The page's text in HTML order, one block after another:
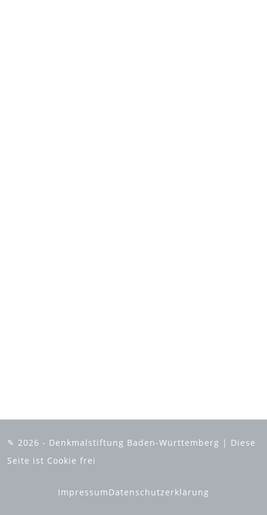
✎ 2026 - Denkmalstiftung Baden-Württemberg | Diese
Seite ist Cookie frei
ImpressumDatenschutzerklärung